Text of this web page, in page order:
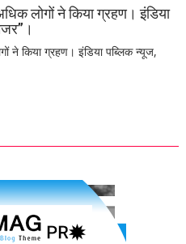
लोगों ने किया ग्रहण। इंडिया
ने किया ग्रहण। इंडिया पब्लिक न्यूज,